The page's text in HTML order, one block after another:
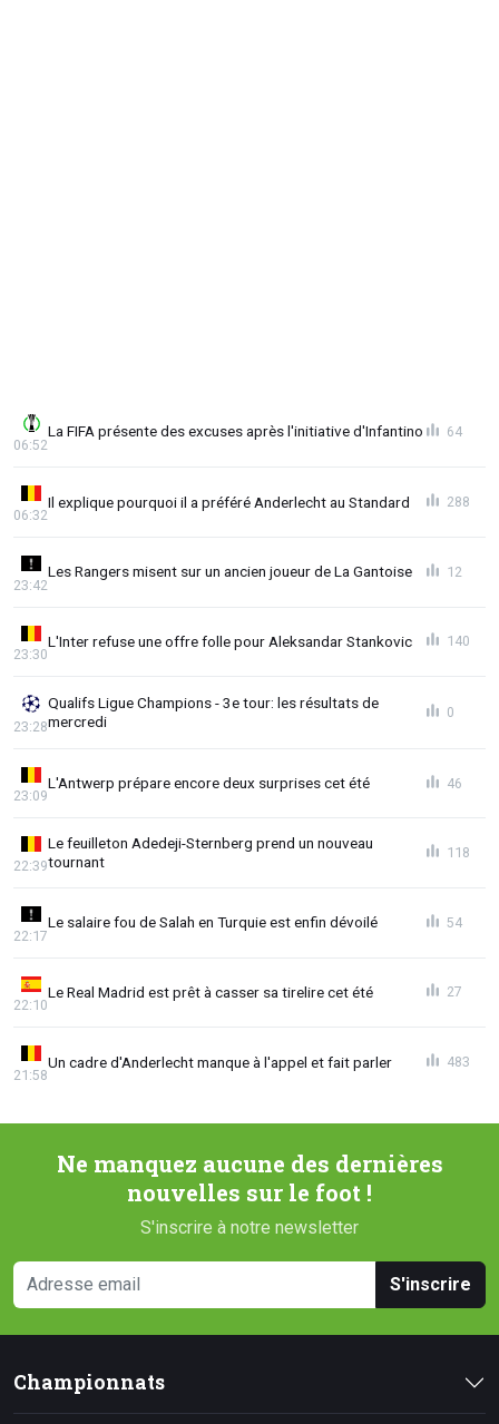
La FIFA présente des excuses après l'initiative d'Infantino
06:52
64
Il explique pourquoi il a préféré Anderlecht au Standard
06:32
288
Les Rangers misent sur un ancien joueur de La Gantoise
23:42
12
L'Inter refuse une offre folle pour Aleksandar Stankovic
23:30
140
Qualifs Ligue Champions - 3e tour: les résultats de
mercredi
23:28
0
L'Antwerp prépare encore deux surprises cet été
23:09
46
Le feuilleton Adedeji-Sternberg prend un nouveau
tournant
22:39
118
Le salaire fou de Salah en Turquie est enfin dévoilé
22:17
54
Le Real Madrid est prêt à casser sa tirelire cet été
22:10
27
Un cadre d'Anderlecht manque à l'appel et fait parler
21:58
483
Ne manquez aucune des dernières
nouvelles sur le foot !
S'inscrire à notre newsletter
S'inscrire
Championnats